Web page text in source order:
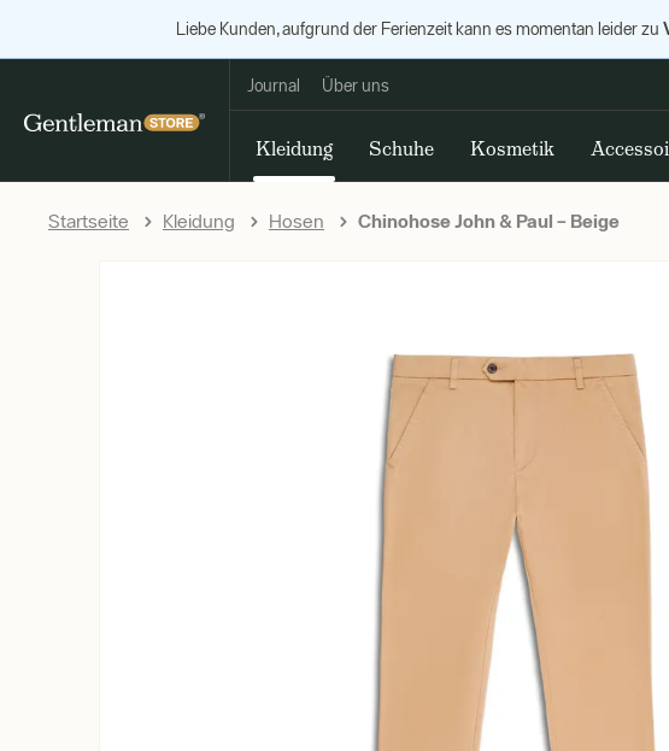
Liebe Kunden, aufgrund der Ferienzeit kann es momentan leider zu
Journal Über uns
Kleidung Schuhe Kosmetik
Startseite Kleidung Hosen Chinohose John & Paul – Beige